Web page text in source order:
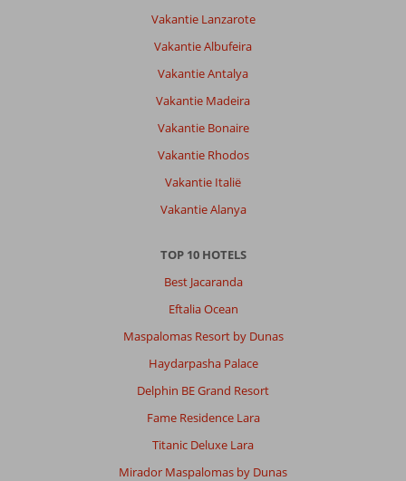
Vakantie Lanzarote
Vakantie Albufeira
Vakantie Antalya
Vakantie Madeira
Vakantie Bonaire
Vakantie Rhodos
Vakantie Italië
Vakantie Alanya
TOP 10 HOTELS
Best Jacaranda
Eftalia Ocean
Maspalomas Resort by Dunas
Haydarpasha Palace
Delphin BE Grand Resort
Fame Residence Lara
Titanic Deluxe Lara
Mirador Maspalomas by Dunas